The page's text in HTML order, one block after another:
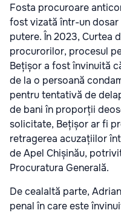
Fosta procuroare
fost vizată într-un dosar
putere. În 2023, Curtea
procurorilor, procesul
Bețișor a fost învinuită
de la o persoană
pentru tentativă de
de bani în proporții
solicitate, Bețișor ar fi
retragerea acuzațiilor
de Apel Chișinău,
Procuratura Generală.
De cealaltă parte,
penal în care este